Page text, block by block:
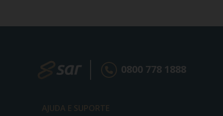
0800 778 1888
AJUDA E SUPORTE